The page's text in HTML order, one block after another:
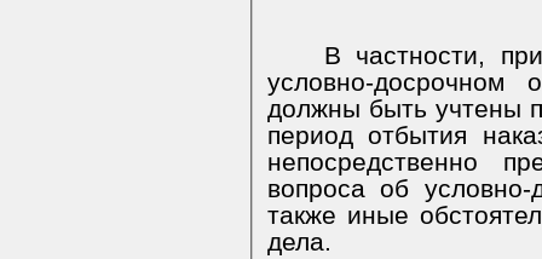
В частности,
условно-досрочном
должны быть учтены
период отбытия
непосредственно
вопроса об условно-
также иные
дела.